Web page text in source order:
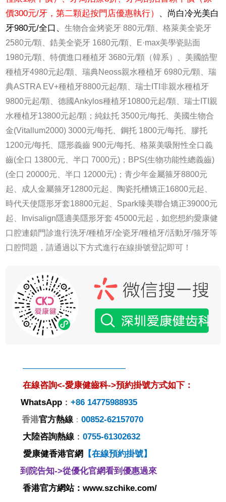
價300元/牙，第二顆起按門店優惠執行） 、尚白冷光美白
牙980元/全口、生物合金烤瓷牙 880元/顆、格萊美全瓷牙
2580元/顆、鋯美全瓷牙 1680元/顆、E·max美學瓷貼面
1980元/顆、特價進口種植牙 3680元/顆（韓系）、美國皓聖
種植牙4980元起/顆、瑞典Neoss親水種植牙 6980元/顆、瑞
典ASTRA EV+種植牙8800元起/顆、瑞士ITI非親水種植牙
9800元起/顆、德國Ankylos種植牙10800元起/顆、瑞士ITI親
水種植牙13800元起/顆；純鈦托 3500元/每托、美國生物合
金(Vitallum2000) 3000元/每托、鋼托 1800元/每托、膠托
1200元/每托、隱形義齒 900元/每托、格萊美吸附性全口義
齒(全口 13800元、半口 7000元)；BPS(生物功能性總義齒)
(全口 20000元、半口 12000元)；青少年金屬箍牙8800元
起、成人金屬箍牙12800元起、陶瓷托槽矯正16800元起、
時代天使隱形牙套18800元起、Spark臻美聯合矯正39000元
起、Invisalign隱適美隱形牙套 45000元起，如您想約愛康健
口腔連鎖門診進行洗牙/種植牙/全瓷牙/種植牙/活動牙/箍牙等
口腔問題，請通過以下方式進行在線掛號登記即可！
————————————
在線咨詢<-愛康健齒科->預約掛號方式如下：
WhatsApp ：+86 14775988935
香港官方熱線 ：00852-62157070
大陸咨詢熱線：0755-61302632
愛康健香港官網
【在線預約掛號】
到院告知->從優化官網看到優惠過來
香港官方網站：www.szchike.com/